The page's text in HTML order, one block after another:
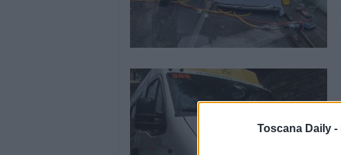
Toscana Daily -